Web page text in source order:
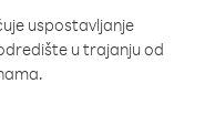
uspostavljanje
u trajanju od